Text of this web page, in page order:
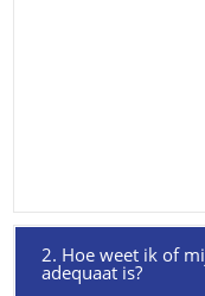
2. Hoe weet ik of
adequaat is?